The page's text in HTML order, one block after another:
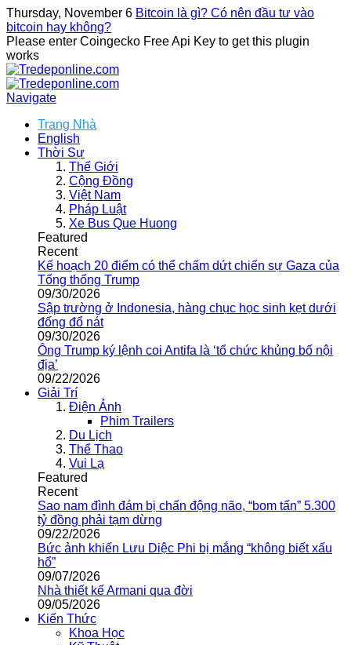
Thursday, November 6 Bitcoin là gì? Có nên đầu tư vào
bitcoin hay không?
Please enter Coingecko Free Api Key to get this plugin
works
Navigate
Trang Nhà
English
Thời Sự
Thế Giới
Cộng Đồng
Việt Nam
Pháp Luật
Xe Bus Que Huong
Featured
Recent
Kế hoạch 20 điểm có thể chấm dứt chiến sự Gaza của
Tổng thống Trump
09/30/2026
Sập trường ở Indonesia, hàng chục học sinh kẹt dưới
đống đổ nát
09/30/2026
Ông Trump ký lệnh coi Antifa là ‘tổ chức khủng bố nội
địa’
09/22/2026
Giải Trí
Điện Ảnh
Phim Trailers
Du Lịch
Thể Thao
Vui Lạ
Featured
Recent
Sao nam đình đám bị chấn động não, “bom tấn” 5.300
tỷ đồng phải tạm dừng
09/22/2026
Bức ảnh khiến Lưu Diệc Phi bị mắng “không biết xấu
hổ”
09/07/2026
Nhà thiết kế Armani qua đời
09/05/2026
Kiến Thức
Khoa Học